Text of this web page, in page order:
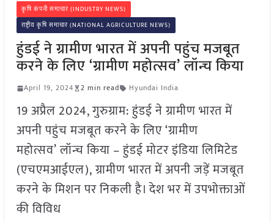
कृषि कंपनी समाचार (INDUSTRY NEWS)
राष्ट्रीय कृषि समाचार (NATIONAL AGRICULTURE NEWS)
हुंडई ने ग्रामीण भारत में अपनी पहुंच मजबूत
करने के लिए ‘ग्रामीण महोत्सव’ लॉन्च किया
April 19, 2024 2 min read Hyundai India
19 अप्रैल 2024, गुरुग्राम: हुंडई ने ग्रामीण भारत में
अपनी पहुंच मजबूत करने के लिए ‘ग्रामीण
महोत्सव’ लॉन्च किया – हुंडई मोटर इंडिया लिमिटेड
(एचएमआईएल), ग्रामीण भारत में अपनी जड़ें मजबूत
करने के मिशन पर निकली है। देश भर में उपभोक्ताओं
की विविध